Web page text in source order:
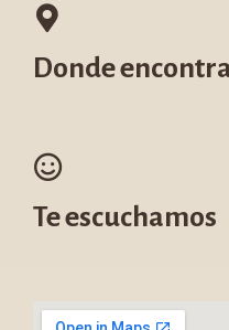
Donde
Te escuchamos